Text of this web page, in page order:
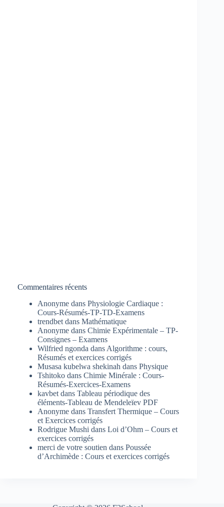
Commentaires récents
Anonyme dans Physiologie Cardiaque :
Cours-Résumés-TP-TD-Examens
trendbet dans Mathématique
Anonyme dans Chimie Expérimentale – TP-
Consignes – Examens
Wilfried ngonda dans Algorithme : cours,
Résumés et exercices corrigés
Musasa kubelwa shekinah dans Physique
Tshitoko dans Chimie Minérale : Cours-
Résumés-Exercices-Examens
kavbet dans Tableau périodique des
éléments-Tableau de Mendeleïev PDF
Anonyme dans Transfert Thermique – Cours
et Exercices corrigés
Rodrigue Mushi dans Loi d’Ohm – Cours et
exercices corrigés
merci de votre soutien dans Poussée
d’Archimède : Cours et exercices corrigés